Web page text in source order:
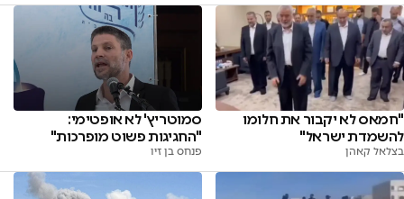
"חמאס לא יקבור את חלומו
להשמדת ישראל"
בצלאל קאהן
סמוטריץ' לא אופטימי:
"החגיגות פשוט מופרכות"
פנחס בן זיו